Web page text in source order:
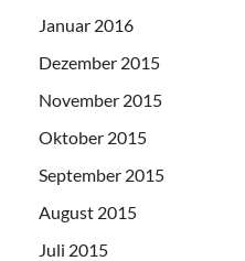
Januar 2016
Dezember 2015
November 2015
Oktober 2015
September 2015
August 2015
Juli 2015